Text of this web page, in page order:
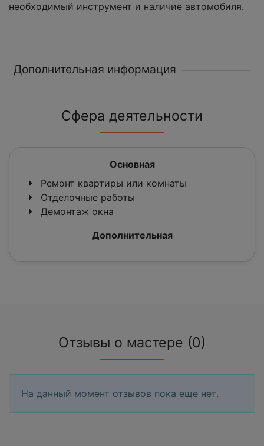
необходимый инструмент и наличие автомобиля.
Дополнительная информация
Сфера деятельности
Основная
Ремонт квартиры или комнаты
Отделочные работы
Демонтаж окна
Дополнительная
Отзывы о мастере (0)
На данный момент отзывов пока еще нет.